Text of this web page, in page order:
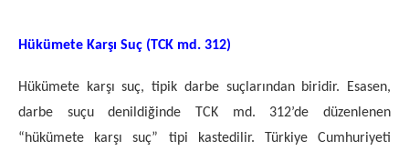
Hükümete Karşı Suç (TCK md. 312)
Hükümete karşı suç, tipik darbe suçlarından biridir. Esasen,
darbe suçu denildiğinde TCK md. 312’de düzenlenen
“hükümete karşı suç” tipi kastedilir. Türkiye Cumhuriyeti